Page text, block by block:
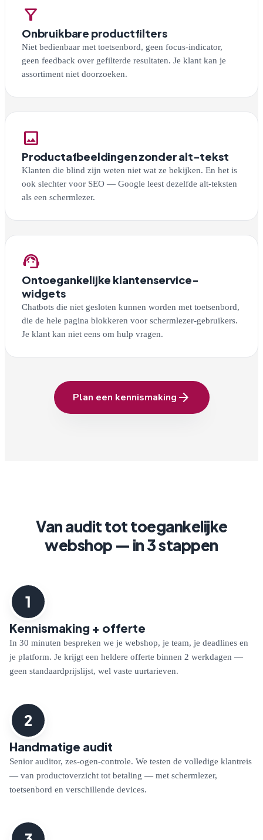
filter_alt
Onbruikbare productfilters
Niet bedienbaar met toetsenbord, geen focus-indicator,
geen feedback over gefilterde resultaten. Je klant kan je
assortiment niet doorzoeken.
image
Productafbeeldingen zonder alt-tekst
Klanten die blind zijn weten niet wat ze bekijken. En het is
ook slechter voor SEO — Google leest dezelfde alt-teksten
als een schermlezer.
support_agent
Ontoegankelijke klantenservice-
widgets
Chatbots die niet gesloten kunnen worden met toetsenbord,
die de hele pagina blokkeren voor schermlezer-gebruikers.
Je klant kan niet eens om hulp vragen.
Plan een kennismaking arrow_forward
Van audit tot toegankelijke
webshop — in 3 stappen
1
Kennismaking + offerte
In 30 minuten bespreken we je webshop, je team, je deadlines en
je platform. Je krijgt een heldere offerte binnen 2 werkdagen —
geen standaardprijslijst, wel vaste uurtarieven.
2
Handmatige audit
Senior auditor, zes-ogen-controle. We testen de volledige klantreis
— van productoverzicht tot betaling — met schermlezer,
toetsenbord en verschillende devices.